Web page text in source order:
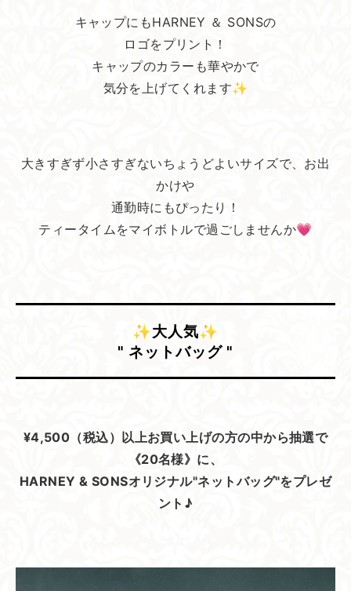
キャップにもHARNEY ＆ SONSの
ロゴをプリント！
キャップのカラーも華やかで
気分を上げてくれます✨
大きすぎず小さすぎないちょうどよいサイズで、お出
かけや
通勤時にもぴったり！
ティータイムをマイボトルで過ごしませんか💗
✨大人気✨
" ネットバッグ "
¥4,500（税込）以上お買い上げの方の中から抽選で
《20名様》に、
HARNEY & SONSオリジナル"ネットバッグ"をプレゼ
ント♪